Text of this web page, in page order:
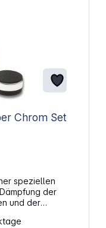
speziellen
der
und der